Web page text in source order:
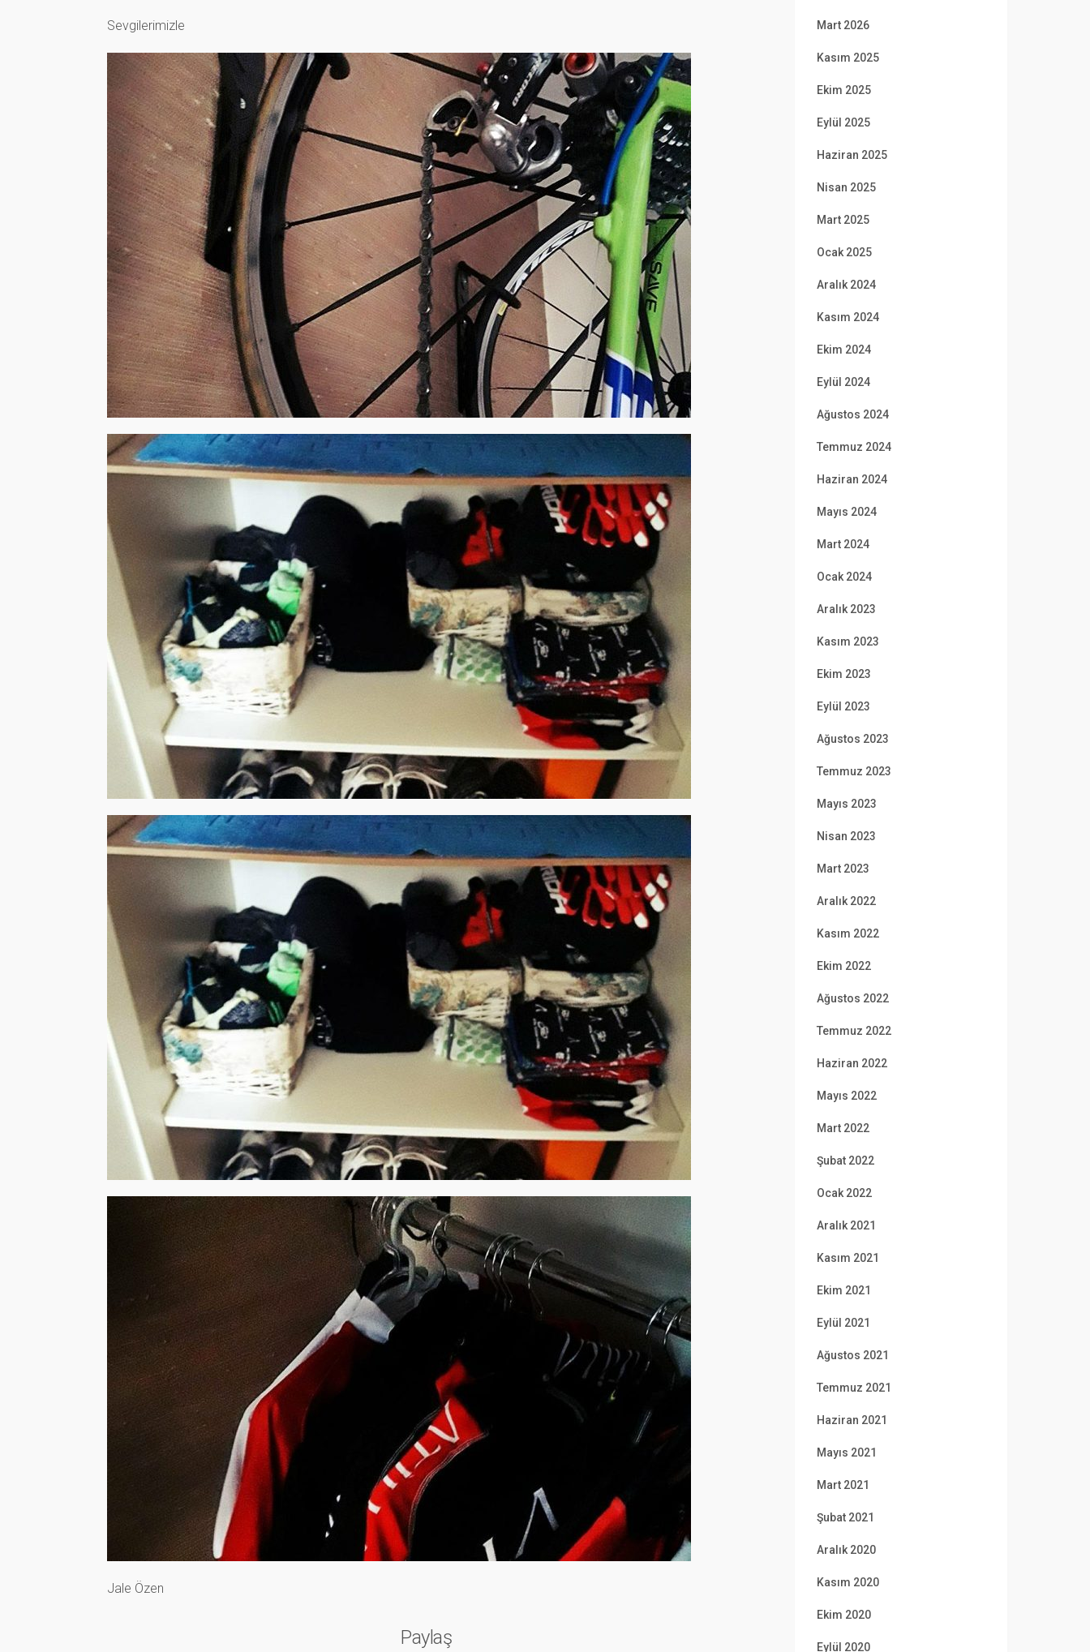
Sevgilerimizle
Jale Özen
Paylaş
Mart 2026
Kasım 2025
Ekim 2025
Eylül 2025
Haziran 2025
Nisan 2025
Mart 2025
Ocak 2025
Aralık 2024
Kasım 2024
Ekim 2024
Eylül 2024
Ağustos 2024
Temmuz 2024
Haziran 2024
Mayıs 2024
Mart 2024
Ocak 2024
Aralık 2023
Kasım 2023
Ekim 2023
Eylül 2023
Ağustos 2023
Temmuz 2023
Mayıs 2023
Nisan 2023
Mart 2023
Aralık 2022
Kasım 2022
Ekim 2022
Ağustos 2022
Temmuz 2022
Haziran 2022
Mayıs 2022
Mart 2022
Şubat 2022
Ocak 2022
Aralık 2021
Kasım 2021
Ekim 2021
Eylül 2021
Ağustos 2021
Temmuz 2021
Haziran 2021
Mayıs 2021
Mart 2021
Şubat 2021
Aralık 2020
Kasım 2020
Ekim 2020
Eylül 2020